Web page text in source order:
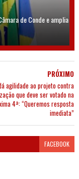
de Conde e amplia
PRÓXIMO
agilidade ao projeto contra
que deve ser votado na
4ª: “Queremos resposta
imediata”
FACEBOOK